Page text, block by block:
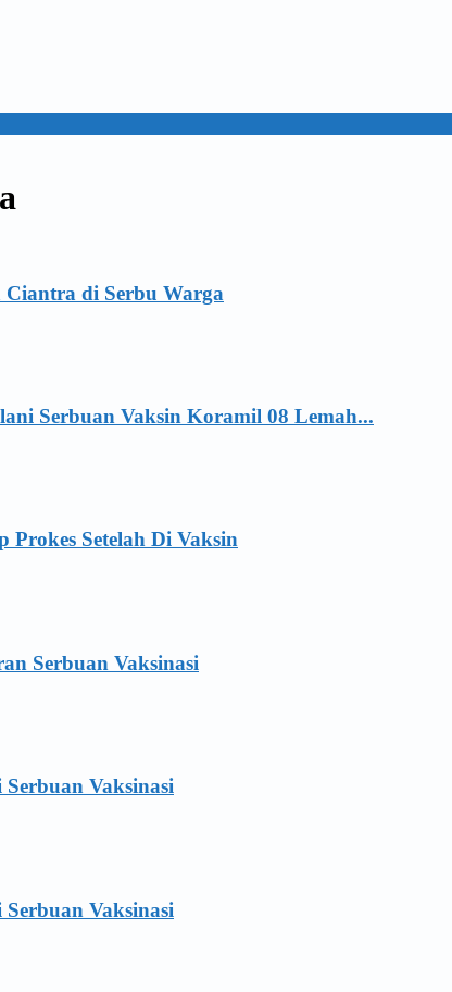
di Serbu Warga
Serbuan Vaksin Koramil 08 Lemah...
Setelah Di Vaksin
Serbuan Vaksinasi
Vaksinasi
Vaksinasi